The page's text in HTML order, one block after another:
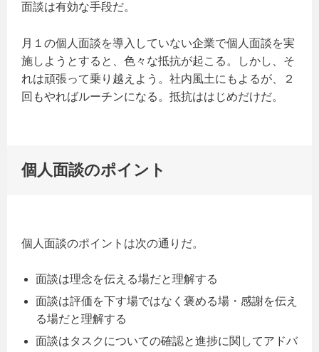
面談は有効な手段だ。
月１の個人面談を導入していない企業で個人面談を実
施しようとすると、色々な抵抗が起こる。しかし、そ
れは頑張って乗り越えよう。社内風土にもよるが、２
回もやればルーチンになる。抵抗ははじめだけだ。
個人面談のポイント
個人面談のポイントは次の通りだ。
面談は理念を伝える場だと理解する
面談は評価を下す場ではなく褒める場・感謝を伝え
る場だと理解する
面談はタスクについての確認と進捗に関してアドバ